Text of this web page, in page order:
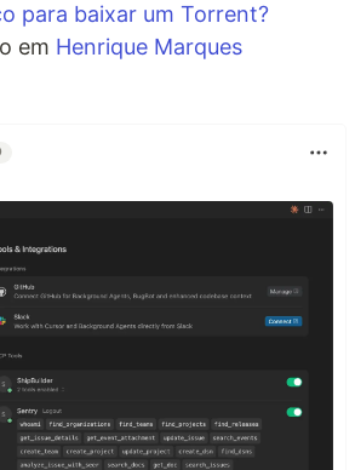
para baixar um Torrent?
em Henrique Marques